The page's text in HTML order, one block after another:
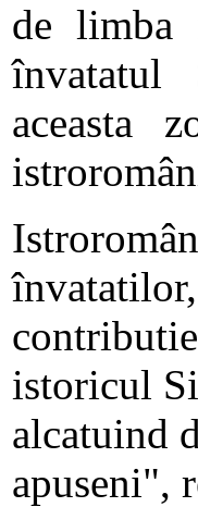
de limba
învatatul
aceasta
istoricul
alcatuind
apuseni",